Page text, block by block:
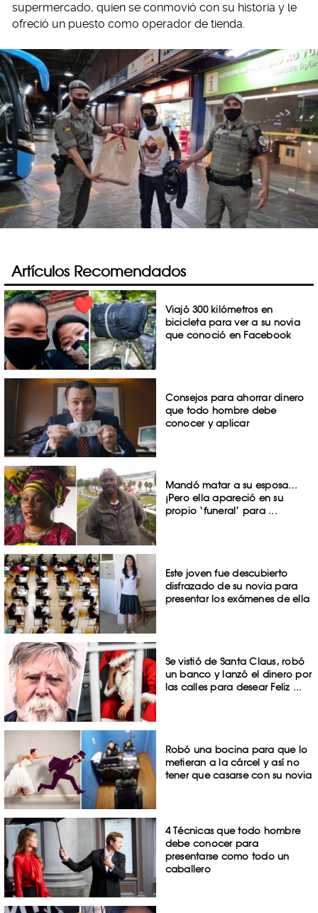
supermercado, quien se conmovió con su historia y le
ofreció un puesto como operador de tienda.
Artículos Recomendados
Viajó 300 kilómetros en
bicicleta para ver a su novia
que conoció en Facebook
Consejos para ahorrar dinero
que todo hombre debe
conocer y aplicar
Mandó matar a su esposa…
¡Pero ella apareció en su
propio ‘funeral’ para ...
Este joven fue descubierto
disfrazado de su novia para
presentar los exámenes de ella
Se vistió de Santa Claus, robó
un banco y lanzó el dinero por
las calles para desear Feliz ...
Robó una bocina para que lo
metieran a la cárcel y así no
tener que casarse con su novia
4 Técnicas que todo hombre
debe conocer para
presentarse como todo un
caballero